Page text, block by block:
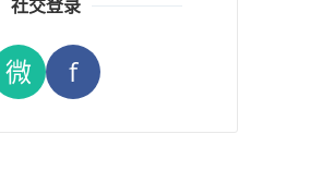
社交登录
微 f